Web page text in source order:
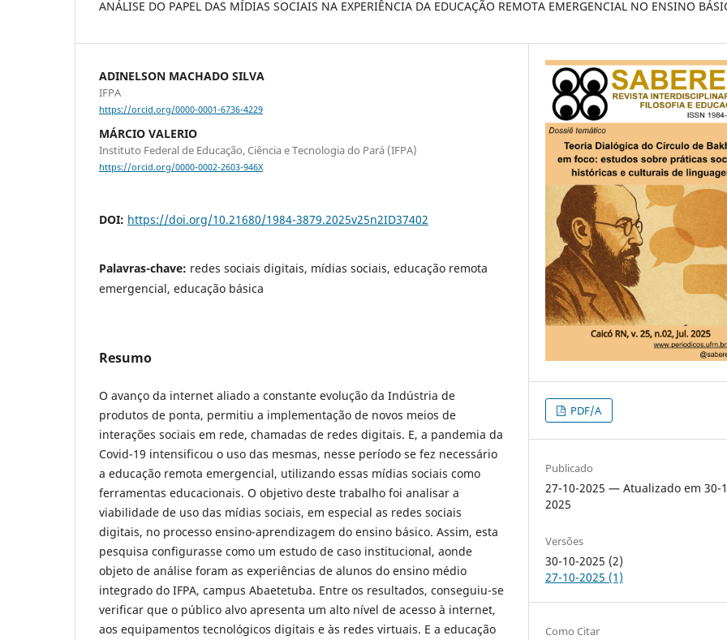
ANÁLISE DO PAPEL DAS MÍDIAS SOCIAIS NA EXPERIÊNCIA DA EDUCAÇÃO REMOTA EMERGENCIAL NO ENSINO
ADINELSON MACHADO SILVA
IFPA
https://orcid.org/0000-0001-6736-4229
MÁRCIO VALERIO
Instituto Federal de Educação, Ciência e Tecnologia do Pará (IFPA)
https://orcid.org/0000-0002-2603-946X
DOI: https://doi.org/10.21680/1984-3879.2025v25n2ID37402
Palavras-chave: redes sociais digitais, mídias sociais, educação remota
emergencial, educação básica
Resumo
O avanço da internet aliado a constante evolução da Indústria de
produtos de ponta, permitiu a implementação de novos meios de
interações sociais em rede, chamadas de redes digitais. E, a pandemia da
Covid-19 intensificou o uso das mesmas, nesse período se fez necessário
a educação remota emergencial, utilizando essas mídias sociais como
ferramentas educacionais. O objetivo deste trabalho foi analisar a
viabilidade de uso das mídias sociais, em especial as redes sociais
digitais, no processo ensino-aprendizagem do ensino básico. Assim, esta
pesquisa configurasse como um estudo de caso institucional, aonde
objeto de análise foram as experiências de alunos do ensino médio
integrado do IFPA, campus Abaetetuba. Entre os resultados, conseguiu-se
verificar que o público alvo apresenta um alto nível de acesso à internet,
aos equipamentos tecnológicos digitais e às redes virtuais. E a educação
PDF/A
Publicado
27-10-2025 — Atualizado em 30-
2025
Versões
30-10-2025 (2)
27-10-2025 (1)
Como Citar